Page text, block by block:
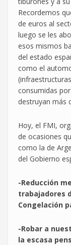
Recordemos
de euros al
luego se les
esos mismos
del estado
como el
consumidas
destruyan más
Hoy, el FMI,
de ocasiones
como la de
del Gobierno
-Reducción
trabajadores
Congelación
-Robar a
la escasa